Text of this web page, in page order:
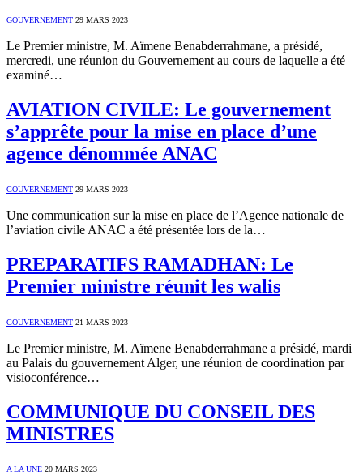
GOUVERNEMENT 29 MARS 2023
Le Premier ministre, M. Aïmene Benabderrahmane, a présidé,
mercredi, une réunion du Gouvernement au cours de laquelle a été
examiné…
AVIATION CIVILE: Le gouvernement
s’apprête pour la mise en place d’une
agence dénommée ANAC
GOUVERNEMENT 29 MARS 2023
Une communication sur la mise en place de l’Agence nationale de
l’aviation civile ANAC a été présentée lors de la…
PREPARATIFS RAMADHAN: Le
Premier ministre réunit les walis
GOUVERNEMENT 21 MARS 2023
Le Premier ministre, M. Aïmene Benabderrahmane a présidé, mardi
au Palais du gouvernement Alger, une réunion de coordination par
visioconférence…
COMMUNIQUE DU CONSEIL DES
MINISTRES
A LA UNE 20 MARS 2023